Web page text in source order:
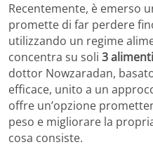
Recentemente, è emerso
promette di far perdere
utilizzando un regime
concentra su soli 3 alimenti
dottor Nowzaradan,
efficace, unito a un
offre un’opzione
peso e migliorare la
cosa consiste.